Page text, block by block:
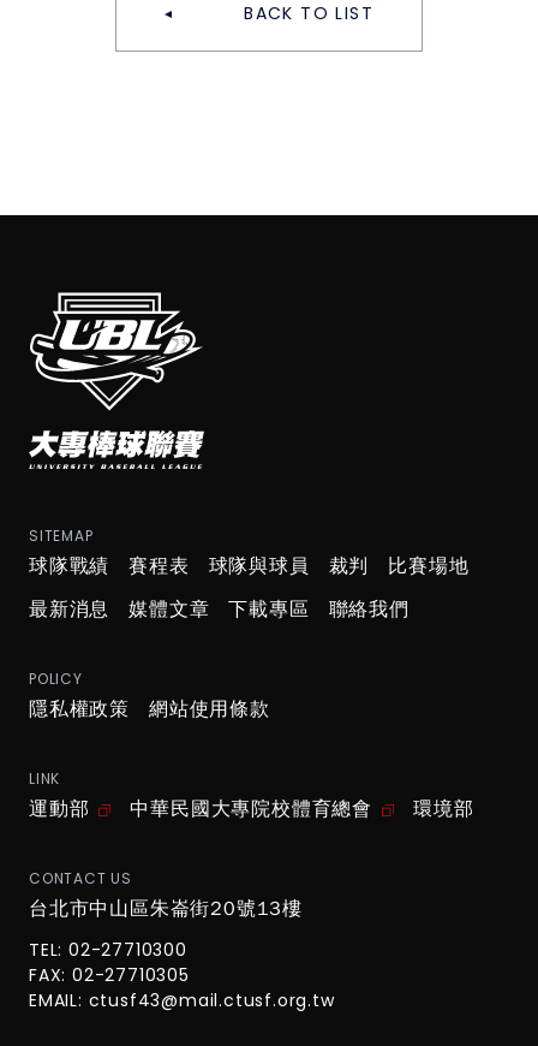
BACK TO LIST
SITEMAP
球隊戰績 賽程表 球隊與球員 裁判
比賽場地
最新消息
媒體文章 下載專區 聯絡我們
POLICY
隱私權政策 網站使用條款
LINK
運動部 中華民國大專院校體育總會 環境部
CONTACT US
台北市中山區朱崙街20號13樓
TEL: 02-27710300
FAX: 02-27710305
EMAIL: ctusf43@mail.ctusf.org.tw